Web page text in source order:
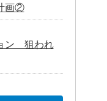
画②
ン 狙われ